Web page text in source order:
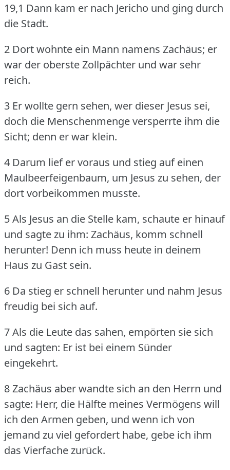
19,1 Dann kam er nach Jericho und ging durch
die Stadt.
2 Dort wohnte ein Mann namens Zachäus; er
war der oberste Zollpächter und war sehr
reich.
3 Er wollte gern sehen, wer dieser Jesus sei,
doch die Menschenmenge versperrte ihm die
Sicht; denn er war klein.
4 Darum lief er voraus und stieg auf einen
Maulbeerfeigenbaum, um Jesus zu sehen, der
dort vorbeikommen musste.
5 Als Jesus an die Stelle kam, schaute er hinauf
und sagte zu ihm: Zachäus, komm schnell
herunter! Denn ich muss heute in deinem
Haus zu Gast sein.
6 Da stieg er schnell herunter und nahm Jesus
freudig bei sich auf.
7 Als die Leute das sahen, empörten sie sich
und sagten: Er ist bei einem Sünder
eingekehrt.
8 Zachäus aber wandte sich an den Herrn und
sagte: Herr, die Hälfte meines Vermögens will
ich den Armen geben, und wenn ich von
jemand zu viel gefordert habe, gebe ich ihm
das Vierfache zurück.